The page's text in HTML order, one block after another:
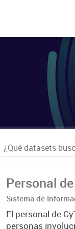
Personal
Sistema de
El personal de
personas